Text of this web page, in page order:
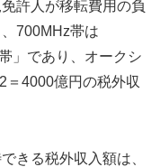
許人が移転費用の負
700MHz帯は
」であり、オークシ
＝4000億円の税外収
きる税外収入額は、